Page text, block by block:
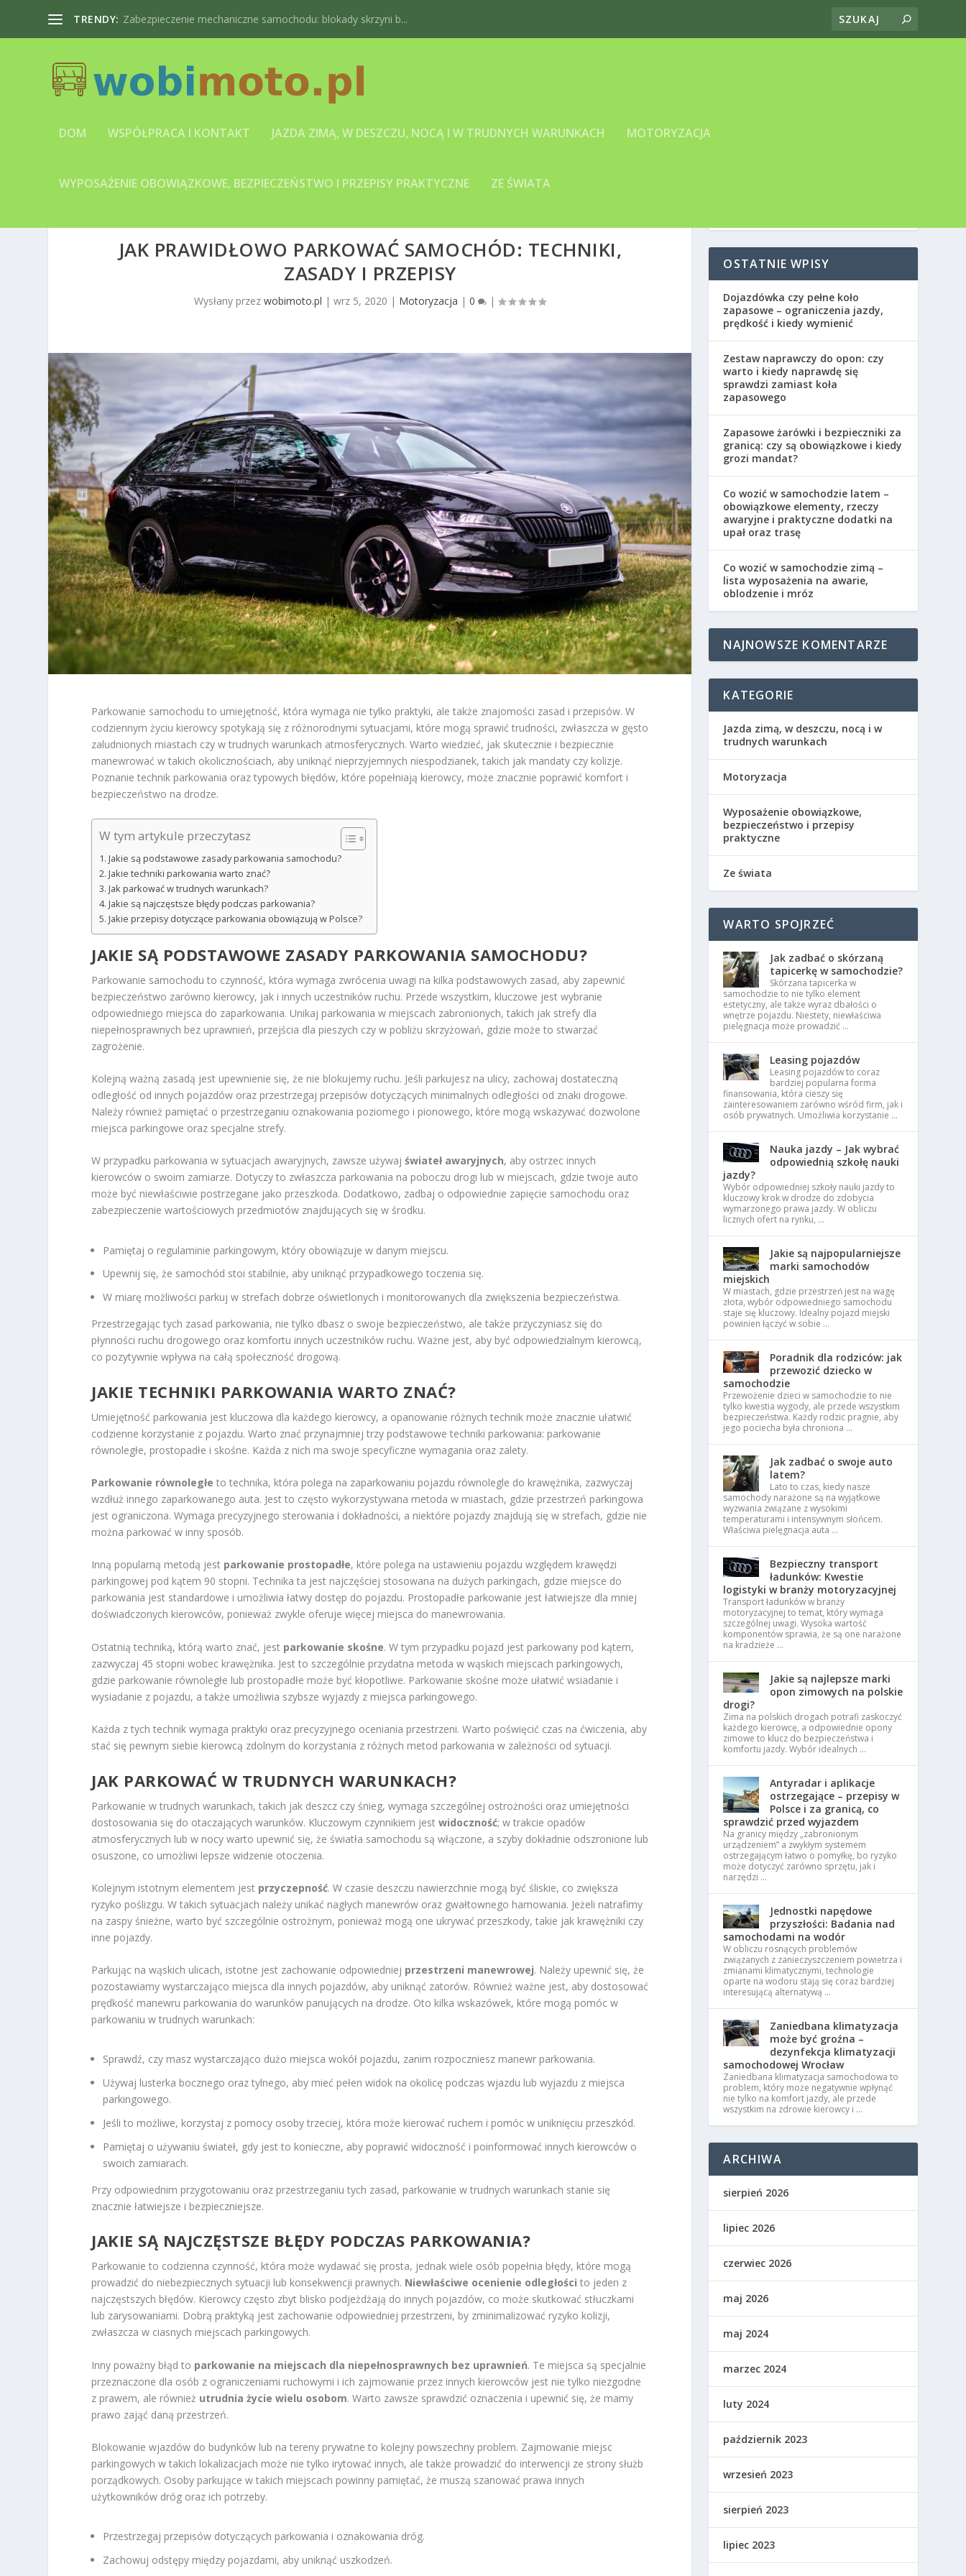
TRENDY: Zabezpieczenie mechaniczne samochodu: blokady skrzyni b...
DOM WSPÓŁPRACA I KONTAKT JAZDA ZIMĄ, W DESZCZU, NOCĄ I W TRUDNYCH WARUNKACH MOTORYZACJA
WYPOSAŻENIE OBOWIĄZKOWE, BEZPIECZEŃSTWO I PRZEPISY PRAKTYCZNE ZE ŚWIATA
JAK PRAWIDŁOWO PARKOWAĆ SAMOCHÓD: TECHNIKI,
ZASADY I PRZEPISY
Wysłany przezwobimoto.pl |wrz 5, 2020 | Motoryzacja |0 |
Parkowanie samochodu to umiejętność, która wymaga nie tylko praktyki, ale także znajomości zasad i przepisów. W
codziennym życiu kierowcy spotykają się z różnorodnymi sytuacjami, które mogą sprawić trudności, zwłaszcza w gęsto
zaludnionych miastach czy w trudnych warunkach atmosferycznych. Warto wiedzieć, jak skutecznie i bezpiecznie
manewrować w takich okolicznościach, aby uniknąć nieprzyjemnych niespodzianek, takich jak mandaty czy kolizje.
Poznanie technik parkowania oraz typowych błędów, które popełniają kierowcy, może znacznie poprawić komfort i
bezpieczeństwo na drodze.
W tym artykule przeczytasz
Jakie są podstawowe zasady parkowania samochodu?
Jakie techniki parkowania warto znać?
Jak parkować w trudnych warunkach?
Jakie są najczęstsze błędy podczas parkowania?
Jakie przepisy dotyczące parkowania obowiązują w Polsce?
JAKIE SĄ PODSTAWOWE ZASADY PARKOWANIA SAMOCHODU?
Parkowanie samochodu to czynność, która wymaga zwrócenia uwagi na kilka podstawowych zasad, aby zapewnić
bezpieczeństwo zarówno kierowcy, jak i innych uczestników ruchu. Przede wszystkim, kluczowe jest wybranie
odpowiedniego miejsca do zaparkowania. Unikaj parkowania w miejscach zabronionych, takich jak strefy dla
niepełnosprawnych bez uprawnień, przejścia dla pieszych czy w pobliżu skrzyżowań, gdzie może to stwarzać
zagrożenie.
Kolejną ważną zasadą jest upewnienie się, że nie blokujemy ruchu. Jeśli parkujesz na ulicy, zachowaj dostateczną
odległość od innych pojazdów oraz przestrzegaj przepisów dotyczących minimalnych odległości od znaki drogowe.
Należy również pamiętać o przestrzeganiu oznakowania poziomego i pionowego, które mogą wskazywać dozwolone
miejsca parkingowe oraz specjalne strefy.
W przypadku parkowania w sytuacjach awaryjnych, zawsze używajświateł awaryjnych, aby ostrzec innych
kierowców o swoim zamiarze. Dotyczy to zwłaszcza parkowania na poboczu drogi lub w miejscach, gdzie twoje auto
może być niewłaściwie postrzegane jako przeszkoda. Dodatkowo, zadbaj o odpowiednie zapięcie samochodu oraz
zabezpieczenie wartościowych przedmiotów znajdujących się w środku.
Pamiętaj o regulaminie parkingowym, który obowiązuje w danym miejscu.
Upewnij się, że samochód stoi stabilnie, aby uniknąć przypadkowego toczenia się.
W miarę możliwości parkuj w strefach dobrze oświetlonych i monitorowanych dla zwiększenia bezpieczeństwa.
Przestrzegając tych zasad parkowania, nie tylko dbasz o swoje bezpieczeństwo, ale także przyczyniasz się do
płynności ruchu drogowego oraz komfortu innych uczestników ruchu. Ważne jest, aby być odpowiedzialnym kierowcą,
co pozytywnie wpływa na całą społeczność drogową.
JAKIE TECHNIKI PARKOWANIA WARTO ZNAĆ?
Umiejętność parkowania jest kluczowa dla każdego kierowcy, a opanowanie różnych technik może znacznie ułatwić
codzienne korzystanie z pojazdu. Warto znać przynajmniej trzy podstawowe techniki parkowania: parkowanie
równoległe, prostopadłe i skośne. Każda z nich ma swoje specyficzne wymagania oraz zalety.
Parkowanie równoległe to technika, która polega na zaparkowaniu pojazdu równolegle do krawężnika, zazwyczaj
wzdłuż innego zaparkowanego auta. Jest to często wykorzystywana metoda w miastach, gdzie przestrzeń parkingowa
jest ograniczona. Wymaga precyzyjnego sterowania i dokładności, a niektóre pojazdy znajdują się w strefach, gdzie nie
można parkować w inny sposób.
Inną popularną metodą jest parkowanie prostopadłe, które polega na ustawieniu pojazdu względem krawędzi
parkingowej pod kątem 90 stopni. Technika ta jest najczęściej stosowana na dużych parkingach, gdzie miejsce do
parkowania jest standardowe i umożliwia łatwy dostęp do pojazdu. Prostopadłe parkowanie jest łatwiejsze dla mniej
doświadczonych kierowców, ponieważ zwykle oferuje więcej miejsca do manewrowania.
Ostatnią techniką, którą warto znać, jest parkowanie skośne. W tym przypadku pojazd jest parkowany pod kątem,
zazwyczaj 45 stopni wobec krawężnika. Jest to szczególnie przydatna metoda w wąskich miejscach parkingowych,
gdzie parkowanie równoległe lub prostopadłe może być kłopotliwe. Parkowanie skośne może ułatwić wsiadanie i
wysiadanie z pojazdu, a także umożliwia szybsze wyjazdy z miejsca parkingowego.
Każda z tych technik wymaga praktyki oraz precyzyjnego oceniania przestrzeni. Warto poświęcić czas na ćwiczenia, aby
stać się pewnym siebie kierowcą zdolnym do korzystania z różnych metod parkowania w zależności od sytuacji.
JAK PARKOWAĆ W TRUDNYCH WARUNKACH?
Parkowanie w trudnych warunkach, takich jak deszcz czy śnieg, wymaga szczególnej ostrożności oraz umiejętności
dostosowania się do otaczających warunków. Kluczowym czynnikiem jestwidoczność; w trakcie opadów
atmosferycznych lub w nocy warto upewnić się, że światła samochodu są włączone, a szyby dokładnie odszronione lub
osuszone, co umożliwi lepsze widzenie otoczenia.
Kolejnym istotnym elementem jest przyczepność. W czasie deszczu nawierzchnie mogą być śliskie, co zwiększa
ryzyko poślizgu. W takich sytuacjach należy unikać nagłych manewrów oraz gwałtownego hamowania. Jeżeli natrafimy
na zaspy śnieżne, warto być szczególnie ostrożnym, ponieważ mogą one ukrywać przeszkody, takie jak krawężniki czy
inne pojazdy.
Parkując na wąskich ulicach, istotne jest zachowanie odpowiedniej przestrzeni manewrowej. Należy upewnić się, że
pozostawiamy wystarczająco miejsca dla innych pojazdów, aby uniknąć zatorów. Również ważne jest, aby dostosować
prędkość manewru parkowania do warunków panujących na drodze. Oto kilka wskazówek, które mogą pomóc w
parkowaniu w trudnych warunkach:
Sprawdź, czy masz wystarczająco dużo miejsca wokół pojazdu, zanim rozpoczniesz manewr parkowania.
Używaj lusterka bocznego oraz tylnego, aby mieć pełen widok na okolicę podczas wjazdu lub wyjazdu z miejsca
parkingowego.
Jeśli to możliwe, korzystaj z pomocy osoby trzeciej, która może kierować ruchem i pomóc w uniknięciu przeszkód.
Pamiętaj o używaniu świateł, gdy jest to konieczne, aby poprawić widoczność i poinformować innych kierowców o
swoich zamiarach.
Przy odpowiednim przygotowaniu oraz przestrzeganiu tych zasad, parkowanie w trudnych warunkach stanie się
znacznie łatwiejsze i bezpieczniejsze.
JAKIE SĄ NAJCZĘSTSZE BŁĘDY PODCZAS PARKOWANIA?
Parkowanie to codzienna czynność, która może wydawać się prosta, jednak wiele osób popełnia błędy, które mogą
prowadzić do niebezpiecznych sytuacji lub konsekwencji prawnych. Niewłaściwe ocenienie odległości to jeden z
najczęstszych błędów. Kierowcy często zbyt blisko podjeżdżają do innych pojazdów, co może skutkować stłuczkami
lub zarysowaniami. Dobrą praktyką jest zachowanie odpowiedniej przestrzeni, by zminimalizować ryzyko kolizji,
zwłaszcza w ciasnych miejscach parkingowych.
Inny poważny błąd to parkowanie na miejscach dla niepełnosprawnych bez uprawnień. Te miejsca są specjalnie
przeznaczone dla osób z ograniczeniami ruchowymi i ich zajmowanie przez innych kierowców jest nie tylko niezgodne
z prawem, ale również utrudnia życie wielu osobom. Warto zawsze sprawdzić oznaczenia i upewnić się, że mamy
prawo zająć daną przestrzeń.
Blokowanie wjazdów do budynków lub na tereny prywatne to kolejny powszechny problem. Zajmowanie miejsc
parkingowych w takich lokalizacjach może nie tylko irytować innych, ale także prowadzić do interwencji ze strony służb
porządkowych. Osoby parkujące w takich miejscach powinny pamiętać, że muszą szanować prawa innych
użytkowników dróg oraz ich potrzeby.
Przestrzegaj przepisów dotyczących parkowania i oznakowania dróg.
Zachowuj odstępy między pojazdami, aby uniknąć uszkodzeń.
OSTATNIE WPISY
Dojazdówka czy pełne koło
zapasowe – ograniczenia jazdy,
prędkość i kiedy wymienić
Zestaw naprawczy do opon: czy
warto i kiedy naprawdę się
sprawdzi zamiast koła
zapasowego
Zapasowe żarówki i bezpieczniki za
granicą: czy są obowiązkowe i kiedy
grozi mandat?
Co wozić w samochodzie latem –
obowiązkowe elementy, rzeczy
awaryjne i praktyczne dodatki na
upał oraz trasę
Co wozić w samochodzie zimą –
lista wyposażenia na awarie,
oblodzenie i mróz
NAJNOWSZE KOMENTARZE
KATEGORIE
Jazda zimą, w deszczu, nocą i w
trudnych warunkach
Motoryzacja
Wyposażenie obowiązkowe,
bezpieczeństwo i przepisy
praktyczne
Ze świata
WARTO SPOJRZEĆ
Jak zadbać o skórzaną
tapicerkę w samochodzie?
Skórzana tapicerka w
samochodzie to nie tylko element
estetyczny, ale także wyraz dbałości o
wnętrze pojazdu. Niestety, niewłaściwa
pielęgnacja może prowadzić …
Leasing pojazdów
Leasing pojazdów to coraz
bardziej popularna forma
finansowania, która cieszy się
zainteresowaniem zarówno wśród firm, jak i
osób prywatnych. Umożliwia korzystanie …
Nauka jazdy – Jak wybrać
odpowiednią szkołę nauki
jazdy?
Wybór odpowiedniej szkoły nauki jazdy to
kluczowy krok w drodze do zdobycia
wymarzonego prawa jazdy. W obliczu
licznych ofert na rynku, …
Jakie są najpopularniejsze
marki samochodów
miejskich
W miastach, gdzie przestrzeń jest na wagę
złota, wybór odpowiedniego samochodu
staje się kluczowy. Idealny pojazd miejski
powinien łączyć w sobie …
Poradnik dla rodziców: jak
przewozić dziecko w
samochodzie
Przewożenie dzieci w samochodzie to nie
tylko kwestia wygody, ale przede wszystkim
bezpieczeństwa. Każdy rodzic pragnie, aby
jego pociecha była chroniona …
Jak zadbać o swoje auto
latem?
Lato to czas, kiedy nasze
samochody narażone są na wyjątkowe
wyzwania związane z wysokimi
temperaturami i intensywnym słońcem.
Właściwa pielęgnacja auta …
Bezpieczny transport
ładunków: Kwestie
logistyki w branży motoryzacyjnej
Transport ładunków w branży
motoryzacyjnej to temat, który wymaga
szczególnej uwagi. Wysoka wartość
komponentów sprawia, że są one narażone
na kradzieże …
Jakie są najlepsze marki
opon zimowych na polskie
drogi?
Zima na polskich drogach potrafi zaskoczyć
każdego kierowcę, a odpowiednie opony
zimowe to klucz do bezpieczeństwa i
komfortu jazdy. Wybór idealnych …
Antyradar i aplikacje
ostrzegające – przepisy w
Polsce i za granicą, co
sprawdzić przed wyjazdem
Na granicy między „zabronionym
urządzeniem” a zwykłym systemem
ostrzegającym łatwo o pomyłkę, bo ryzyko
może dotyczyć zarówno sprzętu, jak i
narzędzi …
Jednostki napędowe
przyszłości: Badania nad
samochodami na wodór
W obliczu rosnących problemów
związanych z zanieczyszczeniem powietrza i
zmianami klimatycznymi, technologie
oparte na wodoru stają się coraz bardziej
interesującą alternatywą …
Zaniedbana klimatyzacja
może być groźna –
dezynfekcja klimatyzacji
samochodowej Wrocław
Zaniedbana klimatyzacja samochodowa to
problem, który może negatywnie wpłynąć
nie tylko na komfort jazdy, ale przede
wszystkim na zdrowie kierowcy i …
ARCHIWA
sierpień 2026
lipiec 2026
czerwiec 2026
maj 2026
maj 2024
marzec 2024
luty 2024
październik 2023
wrzesień 2023
sierpień 2023
lipiec 2023